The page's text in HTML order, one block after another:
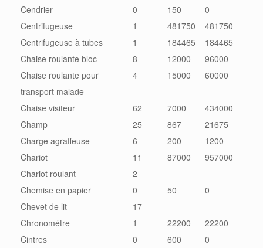
Cendrier
0 150
0
Centrifugeuse
1 481750
481750
Centrifugeuse à tubes
1 184465
184465
Chaise roulante bloc
8 12000
96000
Chaise roulante pour
transport malade
4 15000 60000
Chaise visiteur 62 7000
434000
Champ
25 867
21675
Charge agraffeuse
6 200
1200
Chariot
11 87000
957000
Chariot roulant
2
Chemise en papier
0 50
0
Chevet de lit
17
Chronométre
1 22200
22200
Cintres
0 600 0